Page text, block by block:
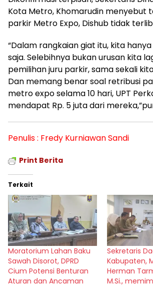
Kota Metro, Khomarudin menyebut
parkir Metro Expo, Dishub tidak
“Dalam rangkaian giat itu, kita
saja. Selebihnya bukan urusan kita
pemilihan juru parkir, sama sekali
Dan memang benar soal retribusi
metro expo selama 10 hari, UPT
mendapat Rp. 5 juta dari
Penulis : Fredy Kurniawan Sandi
Print Berita
Terkait
Moratorium Lahan Baku
Sawah Disorot, DPRD
Cium Potensi Benturan
Aturan dan Ancaman
Sekretaris
Kabupaten,
Herman
M.Si.,